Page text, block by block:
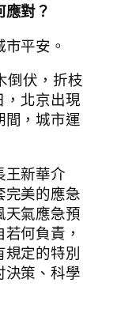
對？
平安。
倒伏，折枝
，北京出現
間，城市運
王新華介
完美的應急
天氣應急預
何負責，
定的特別
決策、科學